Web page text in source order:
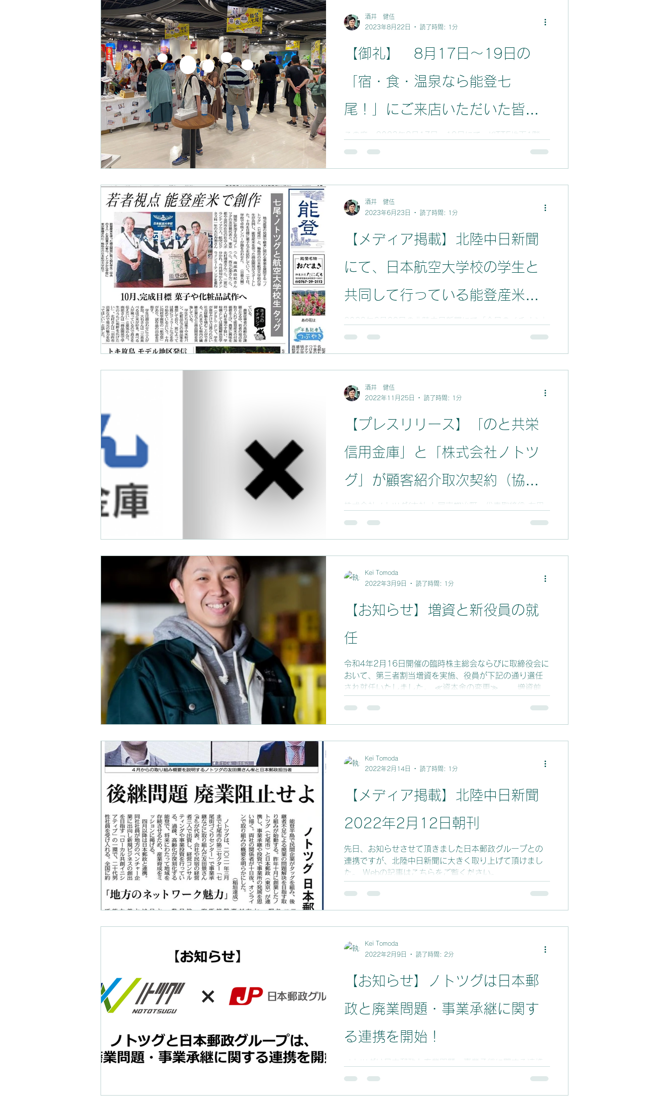
役員紹介 社員募集 プロジェクト ごあいさつ
【御礼】 8月17日～19日の
「宿・食・温泉なら能登七
尾！」にご来店いただいた皆さ
まありがとうございました！！
この度、2023年8月17日～19日にて、KITTE地下1階
終わりにはほとんどの商品がなくなってしまいました。
酒井 健伍
2023年8月22日
読了時間: 1分
【メディア掲載】北陸中日新聞
にて、日本航空大学校の学生と
共同して行っている能登産米を
使った商品開発がスタートしま
した！！
2023年6月22日の北陸中日新聞にて「今日のイチオシ」
た。 参加してくれている学生の4人のうち3人は地元石川
県出身で、地元に問題意識をもって、取り組んでいま
酒井 健伍
2023年6月23日
読了時間: 1分
【プレスリリース】「のと共栄
信用金庫」と「株式会社ノトツ
グ」が顧客紹介取次契約（協
定）を締結！
株式会社ノトツグ(本社:七尾市鍜冶町 代表取締役:友田
介に関する契約を締結したことをお知らせします！ 詳細
酒井 健伍
2022年11月25日
読了時間: 1分
【お知らせ】増資と新役員の就
任
令和4年2月16日開催の臨時株主総会ならびに取締役会に
おいて、第三者割当増資を実施、役員が下記の通り選任
され就任いたしました。 ≪資本金の変更≫ 増資前の
の変更≫ 取締役 数馬 嘉一郎（新任）
Kei Tomoda
2022年3月9日
読了時間: 1分
【メディア掲載】北陸中日新聞
2022年2月12日朝刊
先日、お知らせさせて頂きました日本郵政グループとの
連携ですが、北陸中日新聞に大きく取り上げて頂けまし
た。 Webの記事はこちらをご覧ください。
Kei Tomoda
2022年2月14日
読了時間: 1分
【お知らせ】ノトツグは日本郵
政と廃業問題・事業承継に関す
る連携を開始！
ノトツグは日本郵政と廃業問題・事業承継に関する連携
や経済団体とも連携し、地元産業の育成と底上げに努め
Kei Tomoda
2022年2月9日
読了時間: 2分